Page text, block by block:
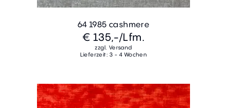
64 1985 cashmere
€ 135,-/Lfm.
zzgl. Versand
Lieferzeit: 3 - 4 Wochen